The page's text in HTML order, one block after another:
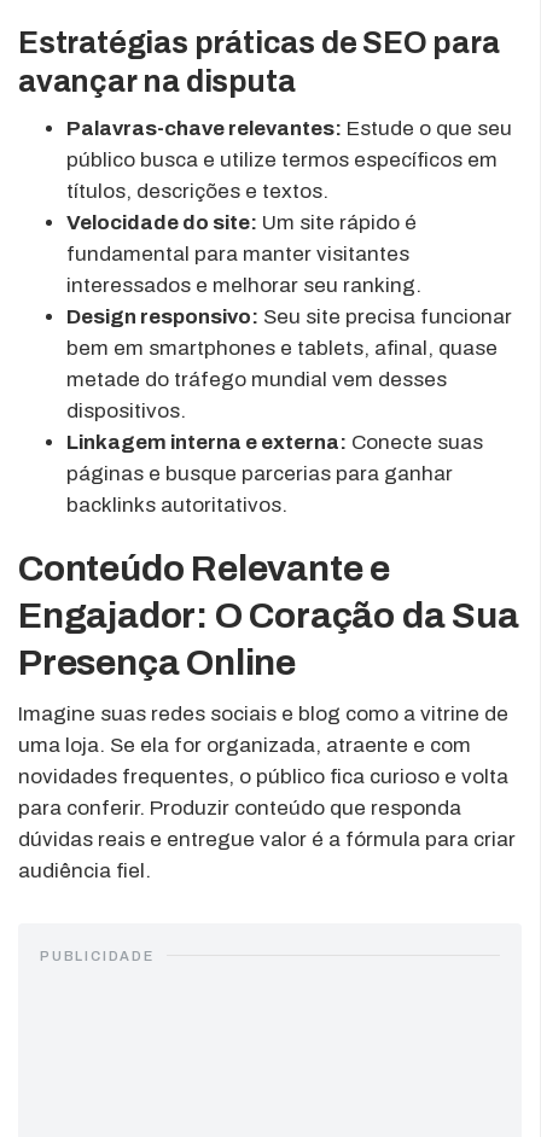
Estratégias práticas de SEO para
avançar na disputa
Palavras-chave relevantes: Estude o que seu
público busca e utilize termos específicos em
títulos, descrições e textos.
Velocidade do site: Um site rápido é
fundamental para manter visitantes
interessados e melhorar seu ranking.
Design responsivo: Seu site precisa funcionar
bem em smartphones e tablets, afinal, quase
metade do tráfego mundial vem desses
dispositivos.
Linkagem interna e externa: Conecte suas
páginas e busque parcerias para ganhar
backlinks autoritativos.
Conteúdo Relevante e
Engajador: O Coração da Sua
Presença Online
Imagine suas redes sociais e blog como a vitrine de
uma loja. Se ela for organizada, atraente e com
novidades frequentes, o público fica curioso e volta
para conferir. Produzir conteúdo que responda
dúvidas reais e entregue valor é a fórmula para criar
audiência fiel.
PUBLICIDADE